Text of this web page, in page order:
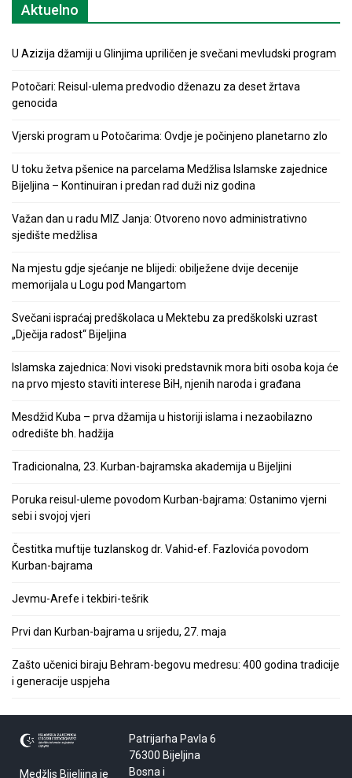
Aktuelno
U Azizija džamiji u Glinjima upriličen je svečani mevludski program
Potočari: Reisul-ulema predvodio dženazu za deset žrtava
genocida
Vjerski program u Potočarima: Ovdje je počinjeno planetarno zlo
U toku žetva pšenice na parcelama Medžlisa Islamske zajednice
Bijeljina – Kontinuiran i predan rad duži niz godina
Važan dan u radu MIZ Janja: Otvoreno novo administrativno
sjedište medžlisa
Na mjestu gdje sjećanje ne blijedi: obilježene dvije decenije
memorijala u Logu pod Mangartom
Svečani ispraćaj predškolaca u Mektebu za predškolski uzrast
„Dječija radost“ Bijeljina
Islamska zajednica: Novi visoki predstavnik mora biti osoba koja će
na prvo mjesto staviti interese BiH, njenih naroda i građana
Mesdžid Kuba – prva džamija u historiji islama i nezaobilazno
odredište bh. hadžija
Tradicionalna, 23. Kurban-bajramska akademija u Bijeljini
Poruka reisul-uleme povodom Kurban-bajrama: Ostanimo vjerni
sebi i svojoj vjeri
Čestitka muftije tuzlanskog dr. Vahid-ef. Fazlovića povodom
Kurban-bajrama
Jevmu-Arefe i tekbiri-tešrik
Prvi dan Kurban-bajrama u srijedu, 27. maja
Zašto učenici biraju Behram-begovu medresu: 400 godina tradicije
i generacije uspjeha
Medžlis Bijeljina je
Patrijarha Pavla 6
76300 Bijeljina
Bosna i